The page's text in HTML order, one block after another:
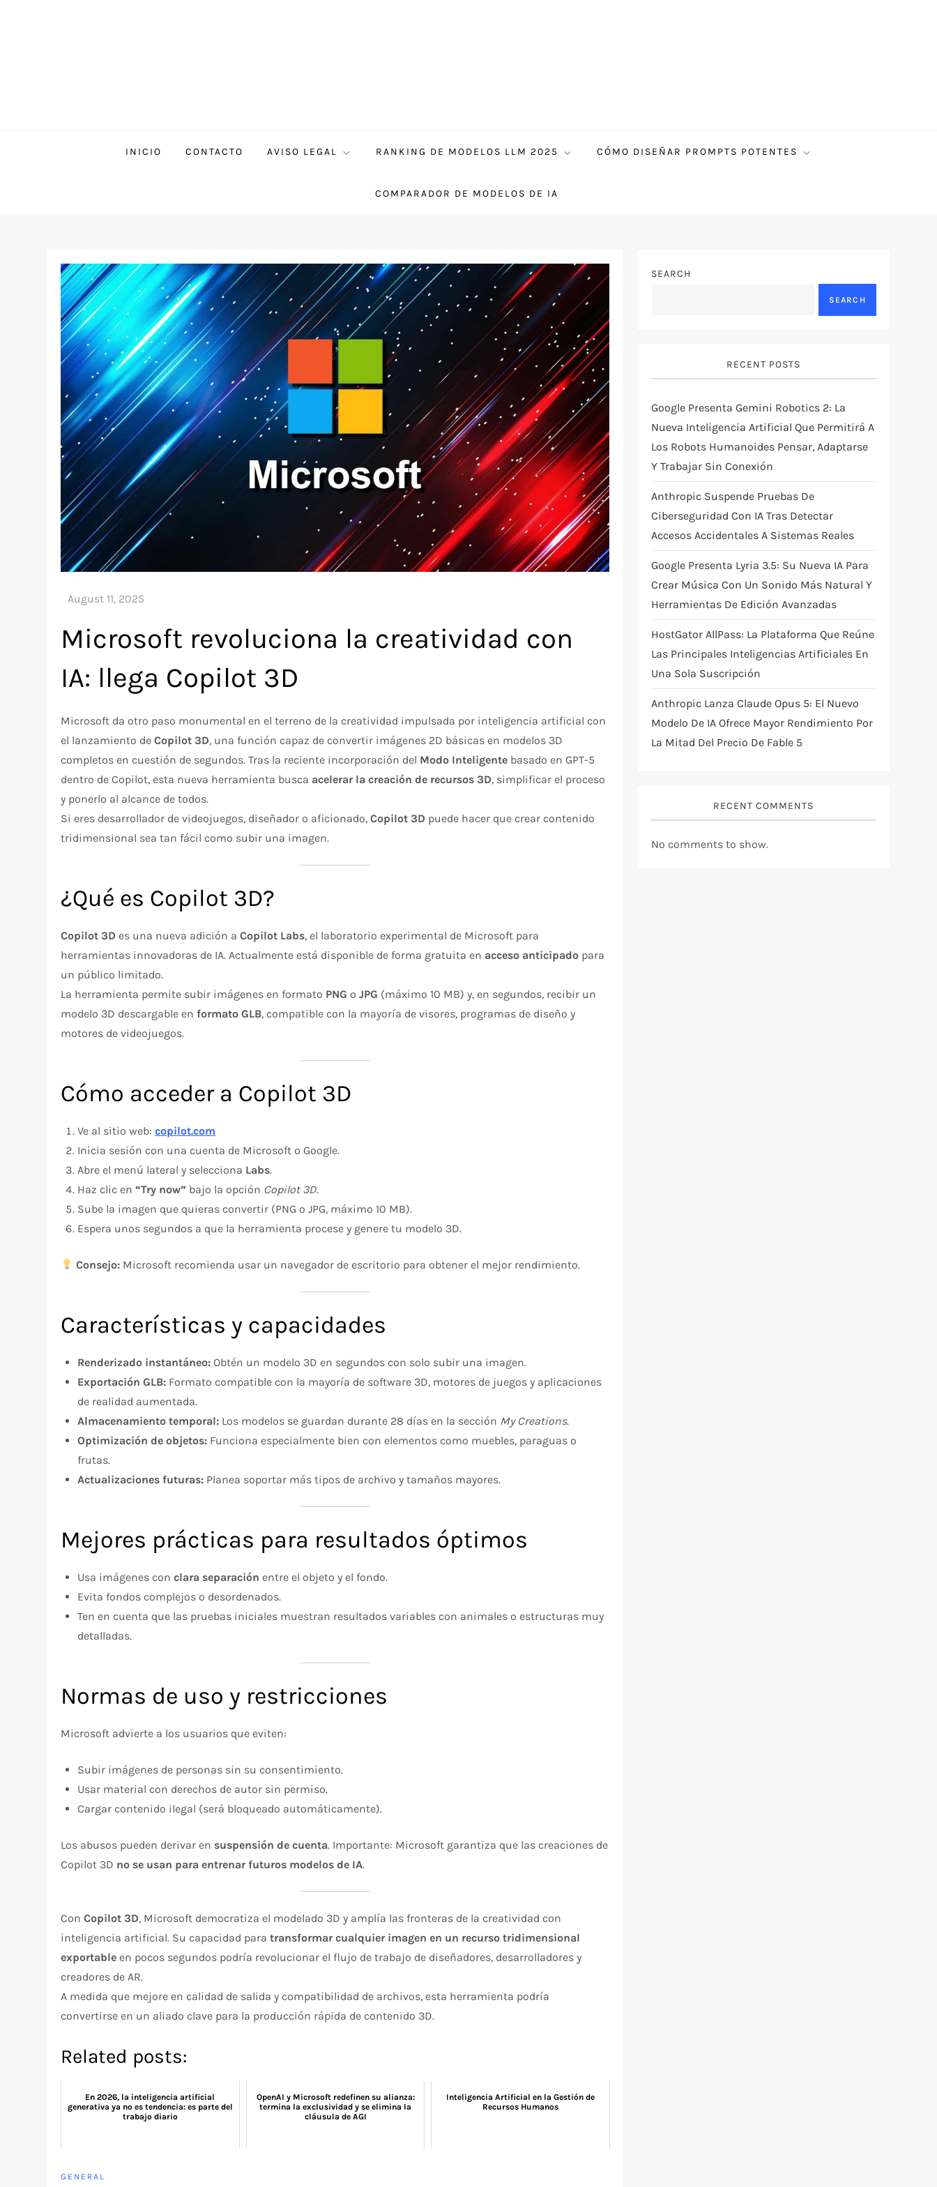
INICIO CONTACTO AVISO LEGAL RANKING DE MODELOS LLM 2025 CÓMO DISEÑAR PROMPTS POTENTES
COMPARADOR DE MODELOS DE IA
Microsoft revoluciona la creatividad con
IA: llega Copilot 3D
Microsoft da otro paso monumental en el terreno de la creatividad impulsada por inteligencia artificial con
el lanzamiento deCopilot 3D, una función capaz de convertir imágenes 2D básicas en modelos 3D
completos en cuestión de segundos. Tras la reciente incorporación del Modo Inteligente basado en GPT-5
dentro de Copilot, esta nueva herramienta busca acelerar la creación de recursos 3D, simplificar el proceso
y ponerlo al alcance de todos.
Si eres desarrollador de videojuegos, diseñador o aficionado,Copilot 3D puede hacer que crear contenido
tridimensional sea tan fácil como subir una imagen.
¿Qué es Copilot 3D?
Copilot 3D es una nueva adición aCopilot Labs, el laboratorio experimental de Microsoft para
herramientas innovadoras de IA. Actualmente está disponible de forma gratuita en acceso anticipado para
un público limitado.
La herramienta permite subir imágenes en formato PNG oJPG (máximo 10 MB) y, en segundos, recibir un
modelo 3D descargable enformato GLB, compatible con la mayoría de visores, programas de diseño y
motores de videojuegos.
Cómo acceder a Copilot 3D
Ve al sitio web:copilot.com
Inicia sesión con una cuenta de Microsoft o Google.
Abre el menú lateral y selecciona Labs.
Haz clic en“Try now” bajo la opción Copilot 3D.
Sube la imagen que quieras convertir (PNG o JPG, máximo 10 MB).
Espera unos segundos a que la herramienta procese y genere tu modelo 3D.
Consejo: Microsoft recomienda usar un navegador de escritorio para obtener el mejor rendimiento.
Características y capacidades
Renderizado instantáneo: Obtén un modelo 3D en segundos con solo subir una imagen.
Exportación GLB: Formato compatible con la mayoría de software 3D, motores de juegos y aplicaciones
de realidad aumentada.
Almacenamiento temporal: Los modelos se guardan durante 28 días en la sección My Creations.
Optimización de objetos: Funciona especialmente bien con elementos como muebles, paraguas o
frutas.
Actualizaciones futuras: Planea soportar más tipos de archivo y tamaños mayores.
Mejores prácticas para resultados óptimos
Usa imágenes conclara separación entre el objeto y el fondo.
Evita fondos complejos o desordenados.
Ten en cuenta que las pruebas iniciales muestran resultados variables con animales o estructuras muy
detalladas.
Normas de uso y restricciones
Microsoft advierte a los usuarios que eviten:
Subir imágenes de personas sin su consentimiento.
Usar material con derechos de autor sin permiso.
Cargar contenido ilegal (será bloqueado automáticamente).
Los abusos pueden derivar en suspensión de cuenta. Importante: Microsoft garantiza que las creaciones de
Copilot 3D no se usan para entrenar futuros modelos de IA.
ConCopilot 3D, Microsoft democratiza el modelado 3D y amplía las fronteras de la creatividad con
inteligencia artificial. Su capacidad paratransformar cualquier imagen en un recurso tridimensional
exportable en pocos segundos podría revolucionar el flujo de trabajo de diseñadores, desarrolladores y
creadores de AR.
A medida que mejore en calidad de salida y compatibilidad de archivos, esta herramienta podría
convertirse en un aliado clave para la producción rápida de contenido 3D.
Related posts:
En 2026, la inteligencia artificial
generativa ya no es tendencia: es parte del
trabajo diario
OpenAI y Microsoft redefinen su alianza:
termina la exclusividad y se elimina la
cláusula de AGI
Inteligencia Artificial en la Gestión de
Recursos Humanos
GENERAL
SEARCH
SEARCH
RECENT POSTS
Google Presenta Gemini Robotics 2: La
Nueva Inteligencia Artificial Que Permitirá A
Los Robots Humanoides Pensar, Adaptarse
Y Trabajar Sin Conexión
Anthropic Suspende Pruebas De
Ciberseguridad Con IA Tras Detectar
Accesos Accidentales A Sistemas Reales
Google Presenta Lyria 3.5: Su Nueva IA Para
Crear Música Con Un Sonido Más Natural Y
Herramientas De Edición Avanzadas
HostGator AllPass: La Plataforma Que Reúne
Las Principales Inteligencias Artificiales En
Una Sola Suscripción
Anthropic Lanza Claude Opus 5: El Nuevo
Modelo De IA Ofrece Mayor Rendimiento Por
La Mitad Del Precio De Fable 5
RECENT COMMENTS
No comments to show.